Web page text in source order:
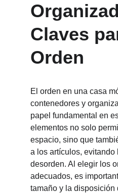
Claves
Orden
El orden en una casa
contenedores y
papel fundamental en
elementos no solo
espacio, sino que
a los artículos,
desorden. Al elegir los
adecuados, es
tamaño y la disposición